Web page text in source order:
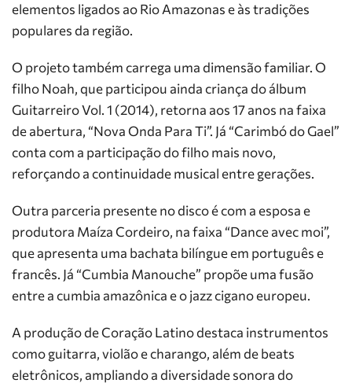
elementos ligados ao Rio Amazonas e às tradições
populares da região.
O projeto também carrega uma dimensão familiar. O
filho Noah, que participou ainda criança do álbum
Guitarreiro Vol. 1 (2014), retorna aos 17 anos na faixa
de abertura, “Nova Onda Para Ti”. Já “Carimbó do Gael”
conta com a participação do filho mais novo,
reforçando a continuidade musical entre gerações.
Outra parceria presente no disco é com a esposa e
produtora Maíza Cordeiro, na faixa “Dance avec moi”,
que apresenta uma bachata bilíngue em português e
francês. Já “Cumbia Manouche” propõe uma fusão
entre a cumbia amazônica e o jazz cigano europeu.
A produção de Coração Latino destaca instrumentos
como guitarra, violão e charango, além de beats
eletrônicos, ampliando a diversidade sonora do